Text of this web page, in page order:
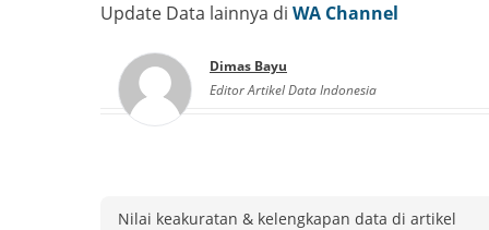
Update Data lainnya di WA Channel
Dimas Bayu
Editor Artikel Data Indonesia
Nilai keakuratan & kelengkapan data di artikel